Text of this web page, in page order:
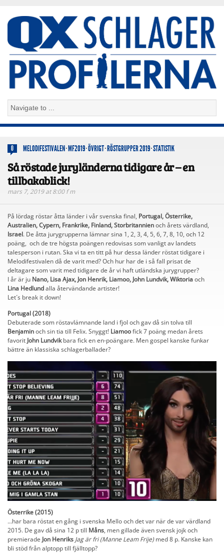
0 MELODIFESTIVALEN·MF2019·ÖVRIGT·RÖSTGRUPPER 2019·STATISTIK
Så röstade juryländerna tidigare år – en
tillbakablick!
mars 7, 2019 at 8:00 f m
På lördag röstar åtta länder i vår svenska final, Portugal, Österrike,
Australien, Cypern, Frankrike, Finland, Storbritannienoch årets värdland,
Israel. De åtta jurygrupperna lämnar sina 1, 2, 3, 4, 5, 6, 7, 8, 10, och 12
poäng, och de tre högsta poängen redovisas som vanligt av landets
talesperson i rutan. Ska vi ta en titt på hur dessa länder röstat tidigare i
Melodifestivalen då de varit med? Och hur har de i så fall prisat de
deltagare som varit med tidigare de år vi haft utländska jurygrupper?
I år är ju Nano, Lisa Ajax, Jon Henrik, Liamoo, John Lundvik, Wiktoriaoch
Lina Hedlundalla återvändande artister!
Let´s break it down!
Portugal (2018)
Debuterade som röstavlämnande land i fjol och gav då sin tolva till
Benjaminoch sin tia till Felix. Snyggt! Liamoofick 7 poäng medan årets
favorit John Lundvikbara fick en en-poängare. Men gospel kanske funkar
bättre än klassiska schlagerballader?
Österrike (2015)
…har bara röstat en gång i svenska Mello och det var när de var värdland
2015. De gav då sina 12 p till Måns, men gillade även svensk jojk och
premierade Jon Henriks Jag är fri (Manne Leam Frije)med 8 p. Kanske kan
bli stöd från alptopp till fjälltopp?